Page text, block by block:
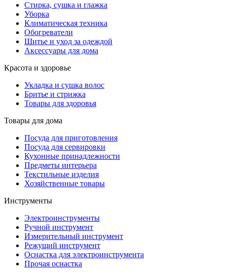
Стирка, сушка и глажка
Уборка
Климатическая техника
Обогреватели
Шитье и уход за одеждой
Аксессуары для дома
Красота и здоровье
Укладка и сушка волос
Бритье и стрижка
Товары для здоровья
Товары для дома
Посуда для приготовления
Посуда для сервировки
Кухонные принадлежности
Предметы интерьера
Текстильные изделия
Хозяйственные товары
Инструменты
Электроинструменты
Ручной инструмент
Измерительный инструмент
Режущий инструмент
Оснастка для электроинструмента
Прочая оснастка